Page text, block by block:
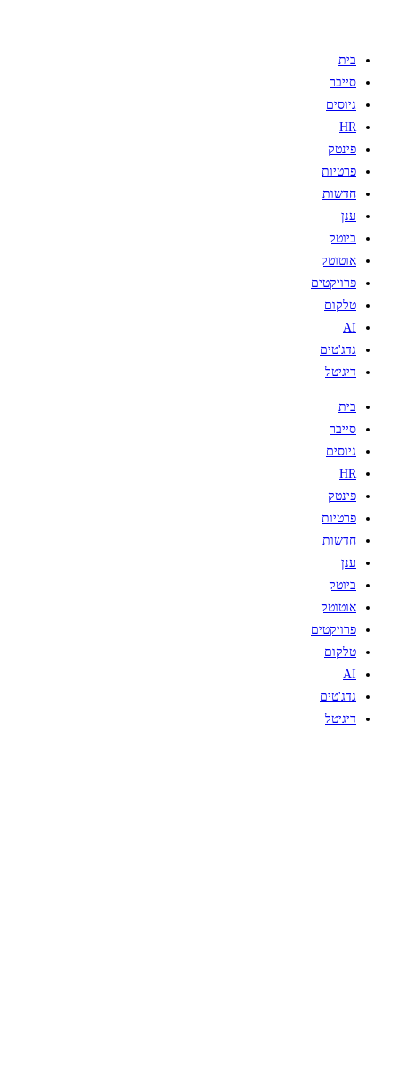
בית
סייבר
גיוסים
HR
פינטק
פרטיות
חדשות
ענן
ביוטק
אוטוטק
פרויקטים
טלקום
AI
גדג'טים
דיגיטל
בית
סייבר
גיוסים
HR
פינטק
פרטיות
חדשות
ענן
ביוטק
אוטוטק
פרויקטים
טלקום
AI
גדג'טים
דיגיטל